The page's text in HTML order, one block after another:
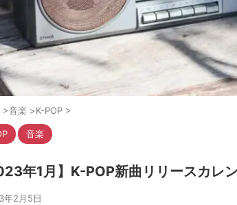
>音楽 >K-POP >
音楽
年1月】K-POP新曲リリースカレ
年2月5日